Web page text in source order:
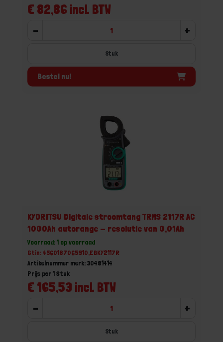
€ 82,86 incl. BTW
- +
Stuk
Bestel nu!
KYORITSU Digitale stroomtang TRMS 2117R AC
1000Ah autorange - resolutie van 0,01Ah
Voorraad: 1 op voorraad
Gtin: 4560187065910,EBKY2117R
Artikelnummer merk: 30481414
€ 165,53 incl. BTW
Prijs per 1 Stuk
- +
Stuk